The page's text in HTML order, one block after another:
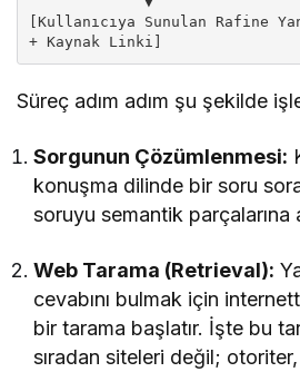
[Kullanıcıya Sunulan Rafine
Süreç adım adım şu şekilde
Sorgunun Çözümlenmesi:
konuşma dilinde bir soru
soruyu semantik parçalarına
Web Tarama (Retrieval):
cevabını bulmak için
bir tarama başlatır. İşte bu
sıradan siteleri değil;